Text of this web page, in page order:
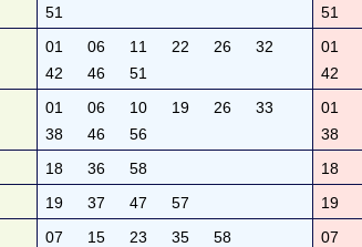
51
51
01 06 11 22 26
32
42
46 51
01
42
01 06 10 19 26
33
38
46 56
01
38
18 36 58 18
19 37 47 57 19
07 15 23 35 58 07